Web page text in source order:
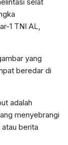
1 TNI AL,
yang
beredar di
adalah
menyebrangi
berita